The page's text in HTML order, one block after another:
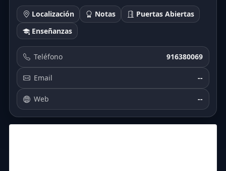
Localización Notas
Puertas Abiertas
Enseñanzas
Teléfono 916380069
Email --
Web --